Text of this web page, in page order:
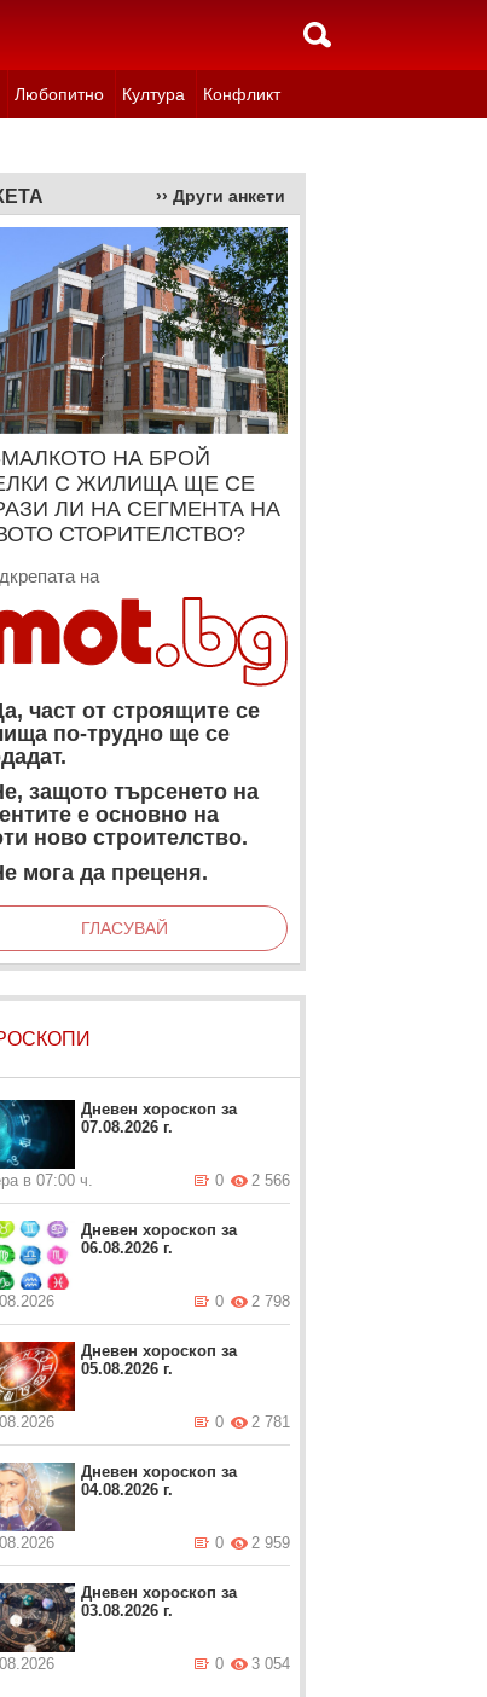
Любопитно Култура Конфликт
›› Други анкети
НА БРОЙ
С ЖИЛИЩА ЩЕ СЕ
ЛИ НА СЕГМЕНТА НА
СТОРИТЕЛСТВО?
на
част от строящите се
по-трудно ще се
защото търсенето на
е основно на
ново строителство.
мога да преценя.
ГЛАСУВАЙ
Дневен хороскоп за
07.08.2026 г.
в 07:00 ч. 2 566
0
Дневен хороскоп за
06.08.2026 г.
2 798
0
Дневен хороскоп за
05.08.2026 г.
2 781
0
Дневен хороскоп за
04.08.2026 г.
2 959
0
Дневен хороскоп за
03.08.2026 г.
3 054
0